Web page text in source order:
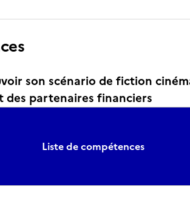
son scénario de fiction
des partenaires financiers
Liste de compétences